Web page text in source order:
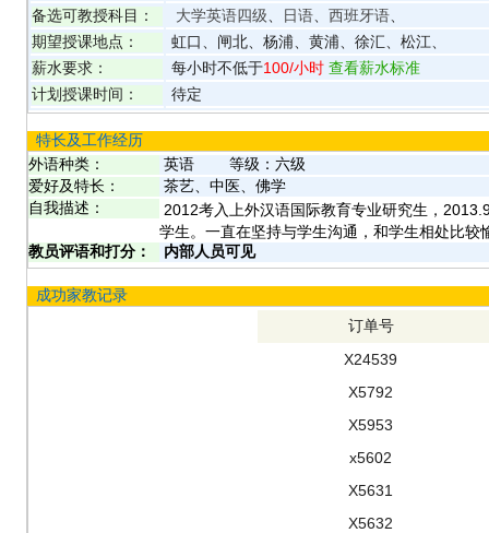
备选可教授科目：
大学英语四级 日语 西班牙语
期望授课地点：
虹口、闸北、杨浦、黄浦、徐汇、松江、
薪水要求：
每小时不低于100/小时 查看薪水标准
计划授课时间：
待定
特长及工作经历
外语种类：
英语 等级： 六级
爱好及特长：
茶艺、中医、佛学
自我描述：
2012考入上外汉语国际教育专业研究生，
学生。一直在坚持与学生沟通，和学生相处比较
教员评语和打分：
内部人员可见
成功家教记录
订单号
X24539
X5792
X5953
x5602
X5631
X5632